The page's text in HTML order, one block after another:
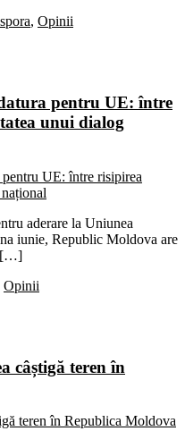
, Opinii
pentru UE: între
unui dialog
aderare la Uniunea
iunie, Republic Moldova are
[…]
Opinii
câștigă teren în